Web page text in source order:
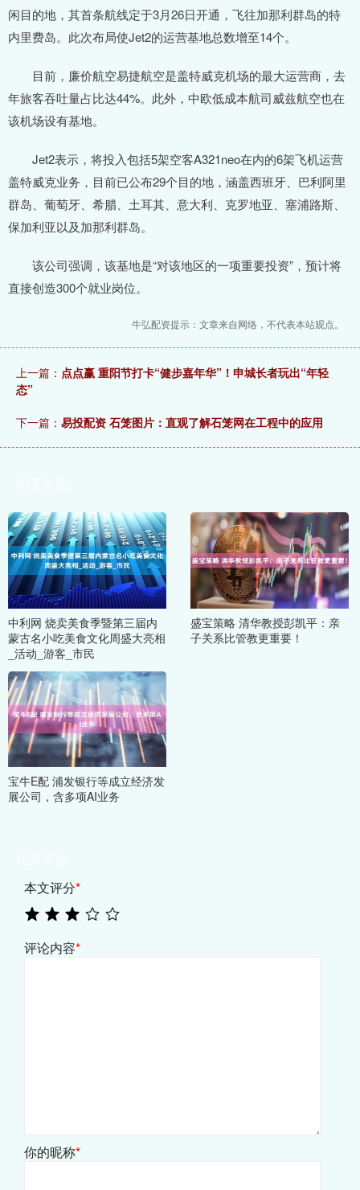
闲目的地，其首条航线定于3月26日开通，飞往加那利群岛的特
内里费岛。此次布局使Jet2的运营基地总数增至14个。
目前，廉价航空易捷航空是盖特威克机场的最大运营商，去
年旅客吞吐量占比达44%。此外，中欧低成本航司威兹航空也在
该机场设有基地。
Jet2表示，将投入包括5架空客A321neo在内的6架飞机运营
盖特威克业务，目前已公布29个目的地，涵盖西班牙、巴利阿里
群岛、葡萄牙、希腊、土耳其、意大利、克罗地亚、塞浦路斯、
保加利亚以及加那利群岛。
该公司强调，该基地是“对该地区的一项重要投资”，预计将
直接创造300个就业岗位。
牛弘配资提示：文章来自网络，不代表本站观点。
上一篇： 点点赢 重阳节打卡“健步嘉年华”！申城长者玩出“年轻
态”
下一篇： 易投配资 石笼图片：直观了解石笼网在工程中的应用
中利网 烧卖美食季暨第三届内
蒙古名小吃美食文化周盛大亮相
_活动_游客_市民
盛宝策略 清华教授彭凯平：亲
子关系比管教更重要！
宝牛E配 浦发银行等成立经济发
展公司，含多项AI业务
本文评分*
评论内容*
你的昵称*